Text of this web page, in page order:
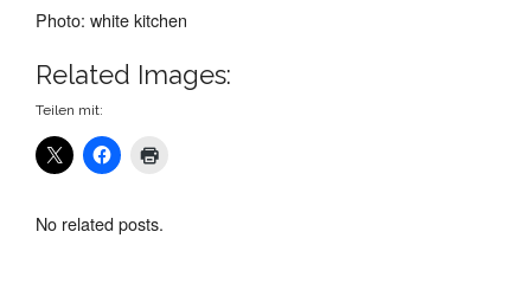
Photo: white kitchen
Related Images:
Teilen mit:
No related posts.